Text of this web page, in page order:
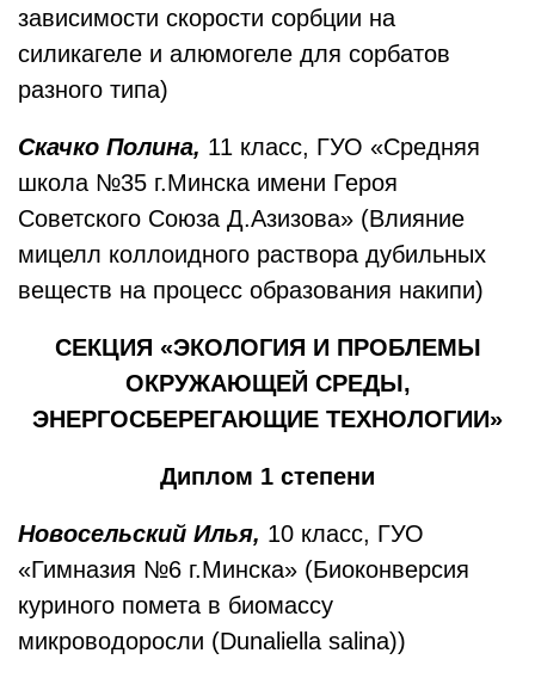
зависимости скорости сорбции на
силикагеле и алюмогеле для сорбатов
разного типа)
Скачко Полина, 11 класс, ГУО «Средняя
школа №35 г.Минска имени Героя
Советского Союза Д.Азизова» (Влияние
мицелл коллоидного раствора дубильных
веществ на процесс образования накипи)
СЕКЦИЯ «ЭКОЛОГИЯ И ПРОБЛЕМЫ
ОКРУЖАЮЩЕЙ СРЕДЫ,
ЭНЕРГОСБЕРЕГАЮЩИЕ ТЕХНОЛОГИИ»
Диплом 1 степени
Новосельский Илья, 10 класс, ГУО
«Гимназия №6 г.Минска» (Биоконверсия
куриного помета в биомассу
микроводоросли (Dunaliella salina))